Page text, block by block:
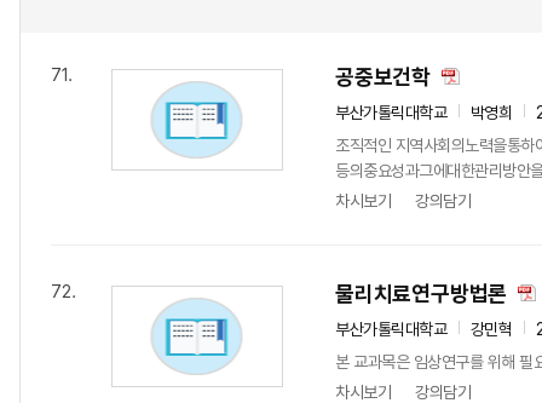
71. 공중보건학
부산가톨릭대학교 박영희
조직적인 지역사회의노력을통
등의중요성과그에대한관리방안
차시보기
강의담기
72. 물리치료연구방법론
부산가톨릭대학교 강민혁
본 교과목은 임상연구를 위해 필
차시보기
강의담기